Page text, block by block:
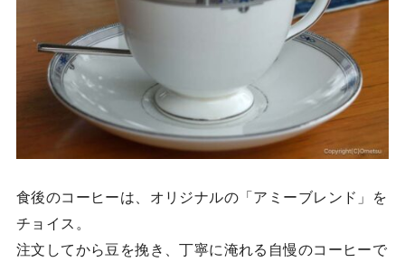
食後のコーヒーは、オリジナルの「アミーブレンド」を
チョイス。
注文してから豆を挽き、丁寧に淹れる自慢のコーヒーで